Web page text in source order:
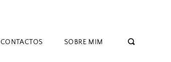
CONTACTOS SOBRE MIM